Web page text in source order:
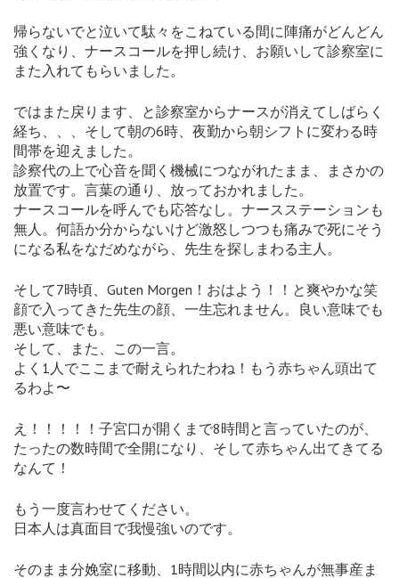
帰らないでと泣いて駄々をこねている間に陣痛がどんどん
強くなり、ナースコールを押し続け、お願いして診察室に
また入れてもらいました。
ではまた戻ります、と診察室からナースが消えてしばらく
経ち、、、そして朝の6時、夜勤から朝シフトに変わる時
間帯を迎えました。
診察代の上で心音を聞く機械につながれたまま、まさかの
放置です。言葉の通り、放っておかれました。
ナースコールを呼んでも応答なし。ナースステーションも
無人。何語か分からないけど激怒しつつも痛みで死にそう
になる私をなだめながら、先生を探しまわる主人。
そして7時頃、Guten Morgen！おはよう！！と爽やかな笑
顔で入ってきた先生の顔、一生忘れません。良い意味でも
悪い意味でも。
そして、また、この一言。
よく1人でここまで耐えられたわね！もう赤ちゃん頭出て
るわよ〜
え！！！！！子宮口が開くまで8時間と言っていたのが、
たったの数時間で全開になり、そして赤ちゃん出てきてる
なんて！
もう一度言わせてください。
日本人は真面目で我慢強いのです。
そのまま分娩室に移動、1時間以内に赤ちゃんが無事産ま